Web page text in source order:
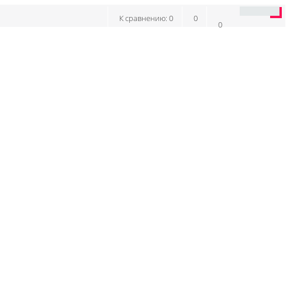
0
0
К сравнению: 0